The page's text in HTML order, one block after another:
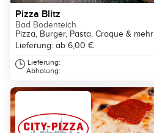
Pizza Blitz
Bad Bodenteich
Pizza, Burger, Pasta, Croque & mehr
Lieferung: ab 6,00 €
Lieferung:
Abholung: